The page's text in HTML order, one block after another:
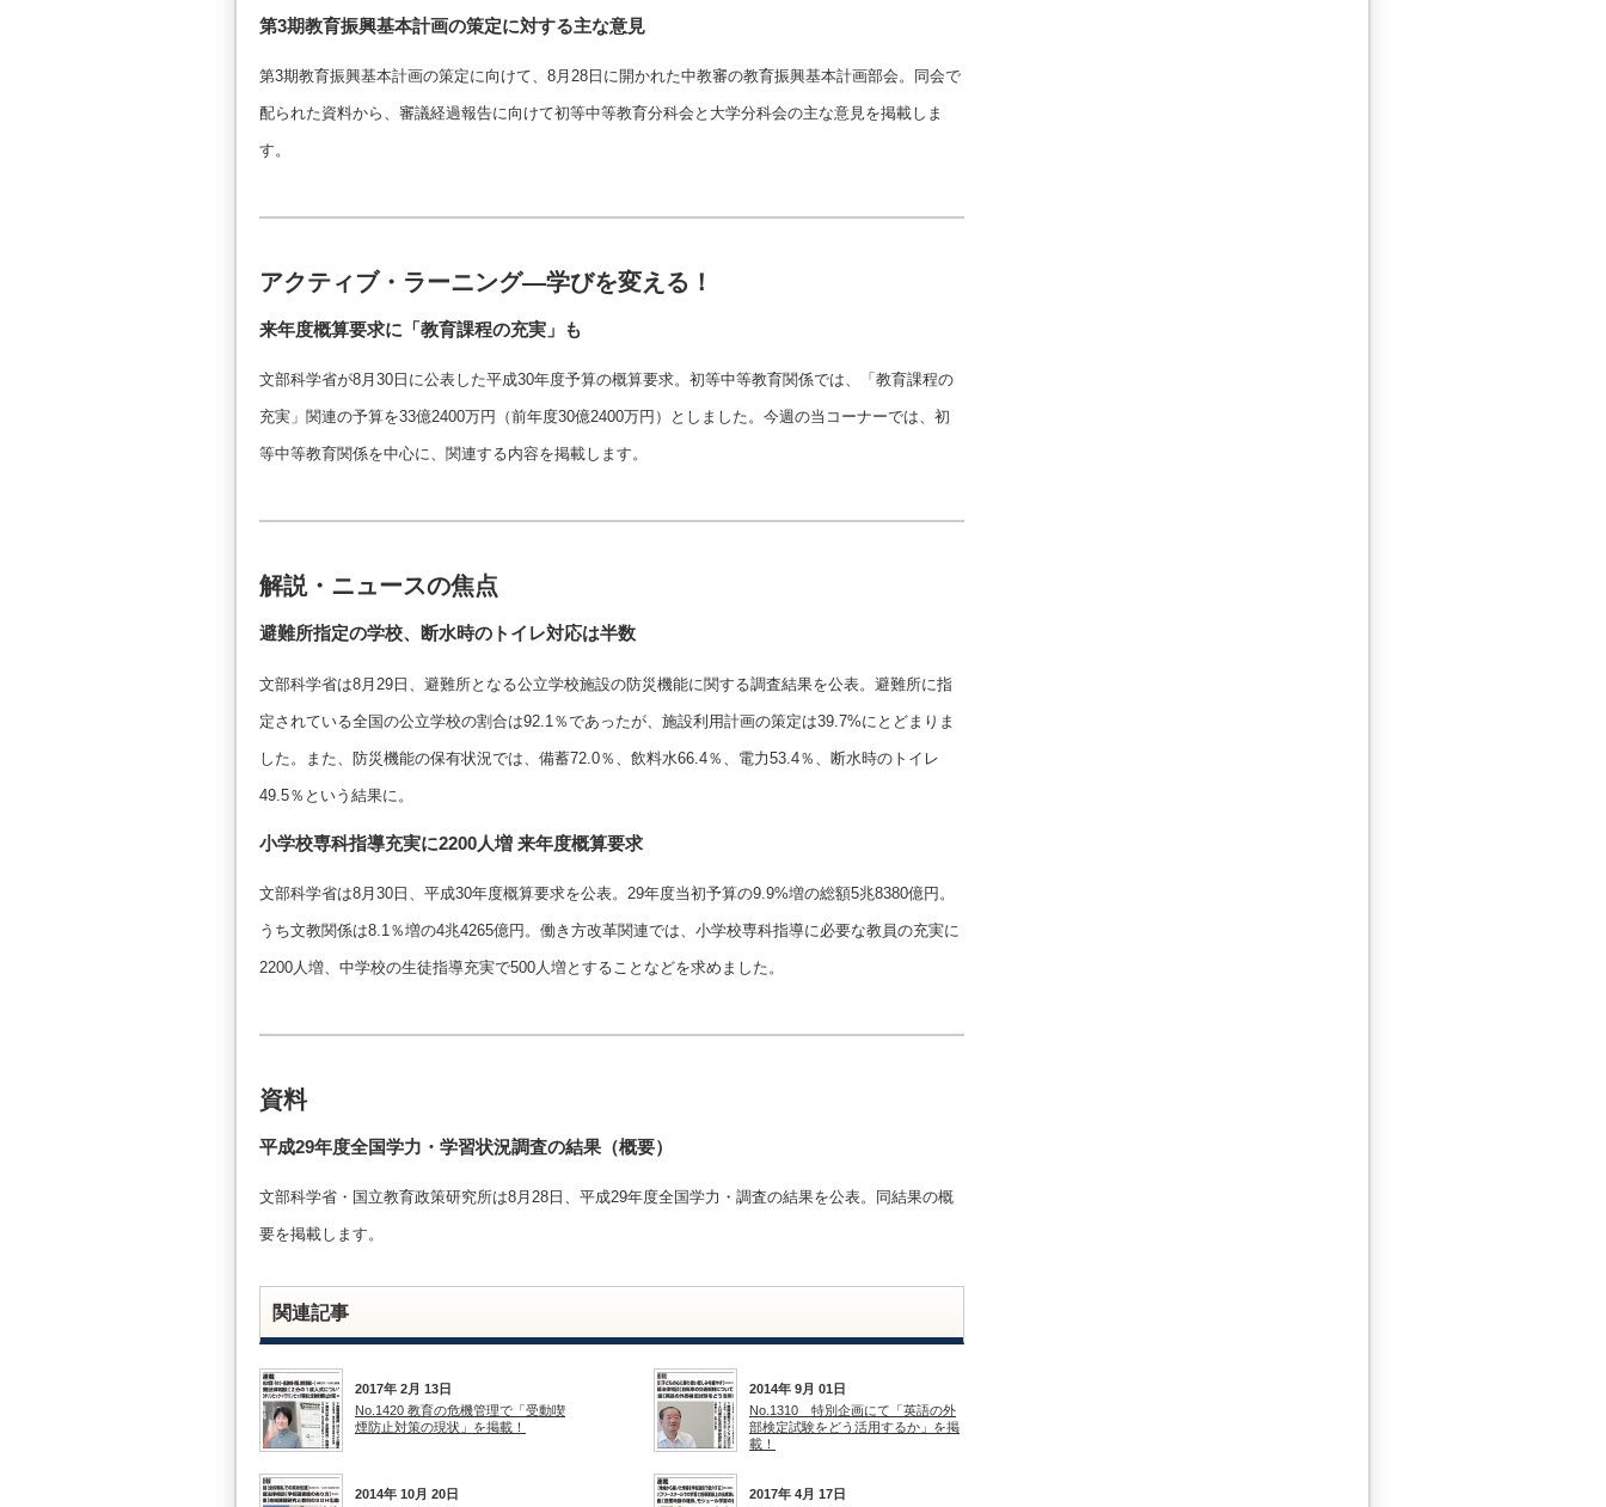
第3期教育振興基本計画の策定に対する主な意見
第3期教育振興基本計画の策定に向けて、8月28日に開かれた中教審の教育振興基本計画部会。同会で
配られた資料から、審議経過報告に向けて初等中等教育分科会と大学分科会の主な意見を掲載しま
す。
アクティブ・ラーニング―学びを変える！
来年度概算要求に「教育課程の充実」も
文部科学省が8月30日に公表した平成30年度予算の概算要求。初等中等教育関係では、「教育課程の
充実」関連の予算を33億2400万円（前年度30億2400万円）としました。今週の当コーナーでは、初
等中等教育関係を中心に、関連する内容を掲載します。
解説・ニュースの焦点
避難所指定の学校、断水時のトイレ対応は半数
文部科学省は8月29日、避難所となる公立学校施設の防災機能に関する調査結果を公表。避難所に指
定されている全国の公立学校の割合は92.1％であったが、施設利用計画の策定は39.7%にとどまりま
した。また、防災機能の保有状況では、備蓄72.0％、飲料水66.4％、電力53.4％、断水時のトイレ
49.5％という結果に。
小学校専科指導充実に2200人増 来年度概算要求
文部科学省は8月30日、平成30年度概算要求を公表。29年度当初予算の9.9%増の総額5兆8380億円。
うち文教関係は8.1％増の4兆4265億円。働き方改革関連では、小学校専科指導に必要な教員の充実に
2200人増、中学校の生徒指導充実で500人増とすることなどを求めました。
資料
平成29年度全国学力・学習状況調査の結果（概要）
文部科学省・国立教育政策研究所は8月28日、平成29年度全国学力・調査の結果を公表。同結果の概
要を掲載します。
関連記事
2017年 2月 13日
No.1420 教育の危機管理で「受動喫
煙防止対策の現状」を掲載！
2014年 9月 01日
No.1310 特別企画にて「英語の外
部検定試験をどう活用するか」を掲
載！
2014年 10月 20日 2017年 4月 17日